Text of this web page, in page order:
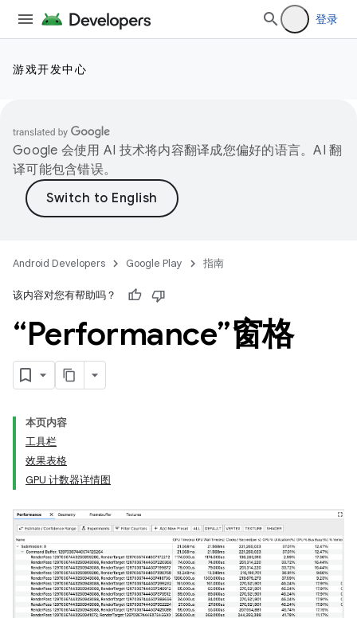
登录
游戏开发中心
Google 会使用 AI 技术将内容翻译成您偏好的语言。AI 翻
译可能包含错误。
Android Developers Google Play 指南
该内容对您有帮助吗？
“Performance”窗格
本页内容
工具栏
效果表格
GPU 计数器详情图